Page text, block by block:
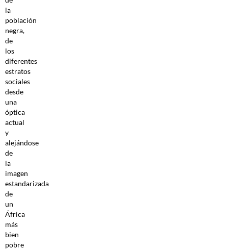
la
población
negra,
de
los
diferentes
estratos
sociales
desde
una
óptica
actual
y
alejándose
de
la
imagen
estandarizada
de
un
África
más
bien
pobre